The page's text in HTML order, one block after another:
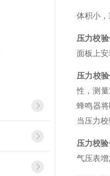
体积小
压力校
面板上
压力校
性，测
蜂鸣器
当压力
压力校
气压表